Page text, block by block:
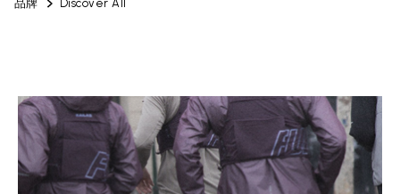
品牌 Discover All